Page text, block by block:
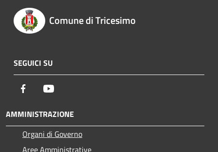
Comune di Tricesimo
SEGUICI SU
Facebook
AMMINISTRAZIONE
Organi di Governo